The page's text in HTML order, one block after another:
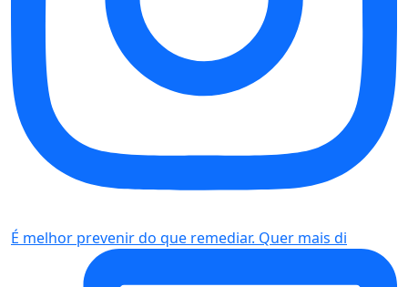
É melhor prevenir do que remediar. Quer mais di